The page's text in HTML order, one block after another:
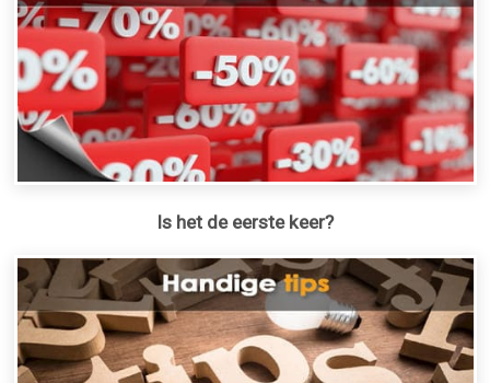
Is het de eerste keer?